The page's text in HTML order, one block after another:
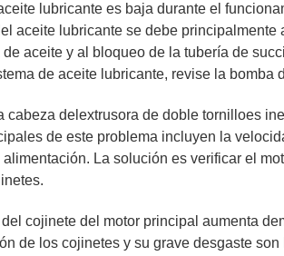
lubricante es baja durante el
aceite lubricante se debe
aceite y al bloqueo de la tubería de
de aceite lubricante, revise la bomba
cabeza del extrusora de doble tornilloes
de este problema incluyen la
La solución es verificar el
cojinete del motor principal aumenta
de los cojinetes y su grave desgaste